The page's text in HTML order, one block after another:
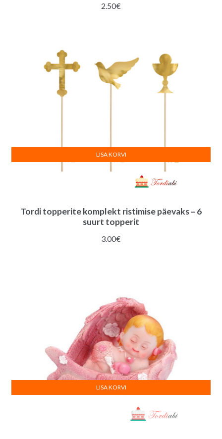
2.50€
Tordi topperite komplekt ristimise päevaks – 6
suurt topperit
3.00€
LISA KORVI
LISA KORVI